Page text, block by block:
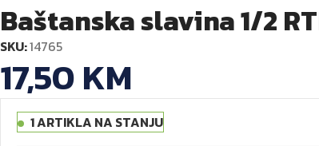
Baštanska slavina 1/2
SKU:14765
17,50KM
1 ARTIKLA NA STANJU